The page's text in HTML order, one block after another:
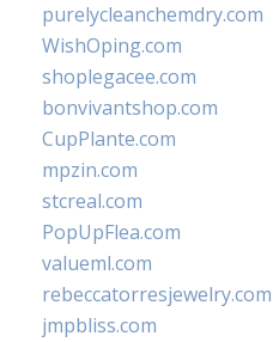
purelycleanchemdry.com
WishOping.com
shoplegacee.com
bonvivantshop.com
CupPlante.com
mpzin.com
stcreal.com
PopUpFlea.com
valueml.com
rebeccatorresjewelry.com
jmpbliss.com